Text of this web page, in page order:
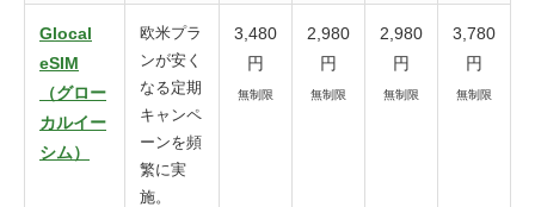
Glocal
eSIM
（グロー
カルイー
シム）
欧米プラ
ンが安く
なる定期
キャンペ
ーンを頻
繁に実
施。
3,480
円
無制限
2,980
円
無制限
2,980
円
無制限
3,780
円
無制限